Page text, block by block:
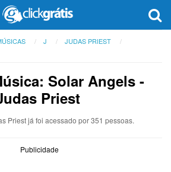
J
JUDAS PRIEST
Solar Angels -
Priest
Priest já foi acessado por 351 pessoas.
Publicidade